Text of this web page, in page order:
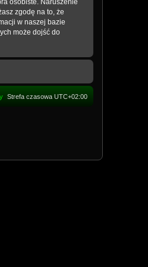
osobiste. Naruszenie
zgodę na to, że
w naszej bazie
może dojść do
Strefa czasowa UTC+02:00